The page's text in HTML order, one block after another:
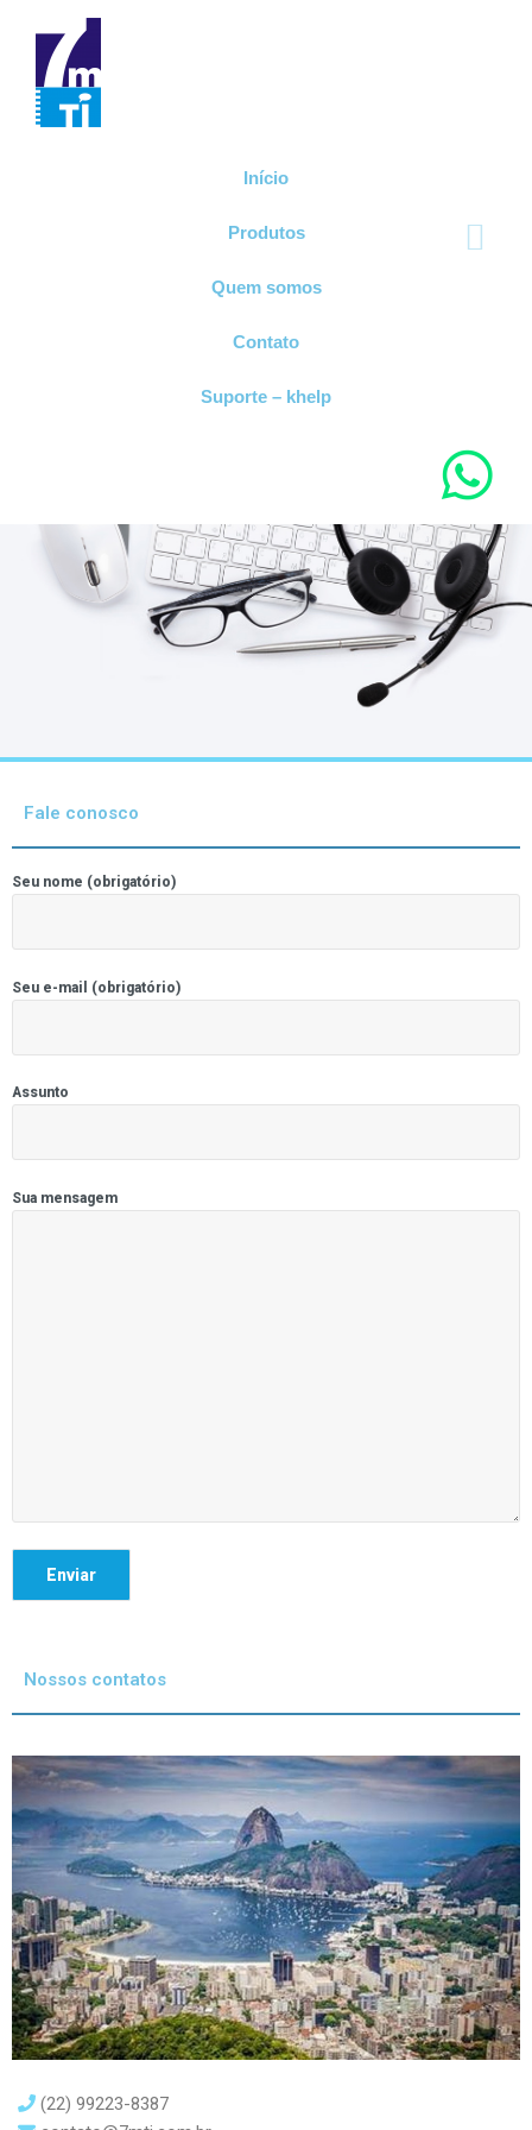
Início
Produtos
Quem somos
Contato
Suporte – khelp
Fale conosco
Seu nome (obrigatório)
Seu e-mail (obrigatório)
Assunto
Sua mensagem
Nossos contatos
(22) 99223-8387